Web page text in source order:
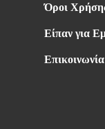
Όροι
Είπαν για
Επικοινωνία